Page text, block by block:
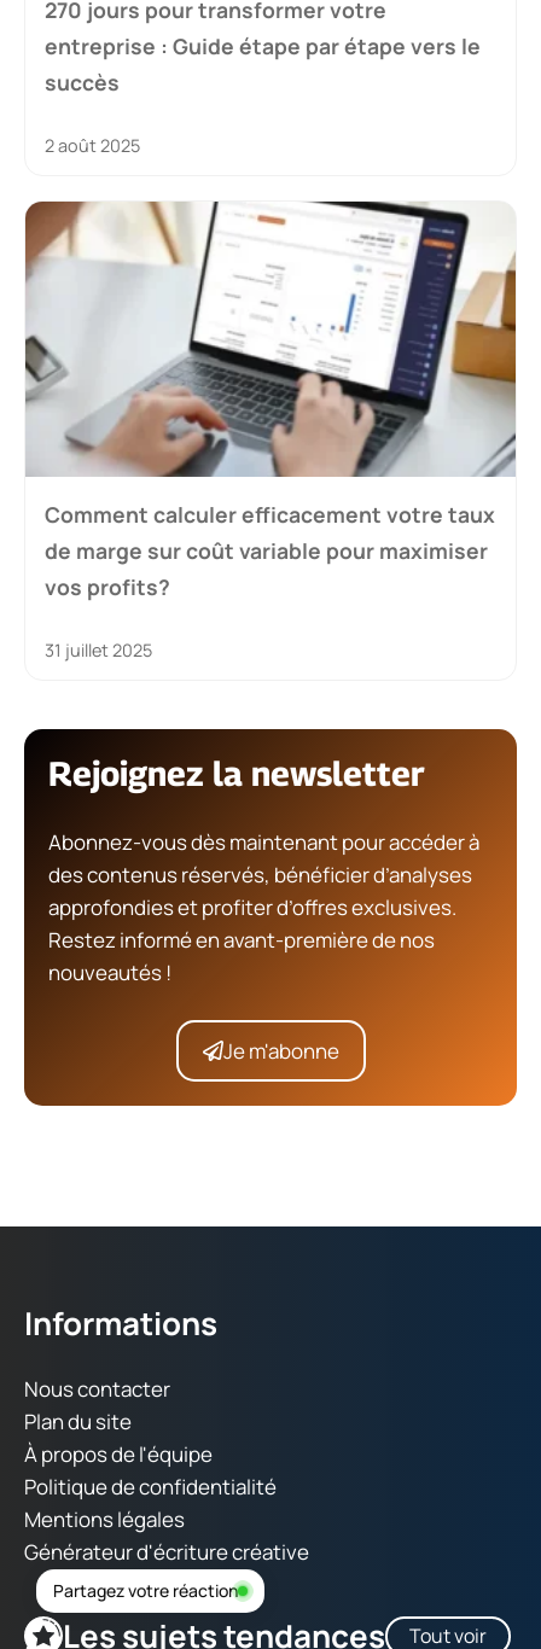
270 jours pour transformer votre
entreprise : Guide étape par étape vers le
succès
2 août 2025
Comment calculer efficacement votre taux
de marge sur coût variable pour maximiser
vos profits?
31 juillet 2025
Rejoignez la newsletter
Abonnez-vous dès maintenant pour accéder à
des contenus réservés, bénéficier d’analyses
approfondies et profiter d’offres exclusives.
Restez informé en avant-première de nos
nouveautés !
Je m'abonne
Informations
Nous contacter
Plan du site
À propos de l'équipe
Politique de confidentialité
Mentions légales
Générateur d'écriture créative
Les sujets tendances Tout voir
Partagez votre réaction